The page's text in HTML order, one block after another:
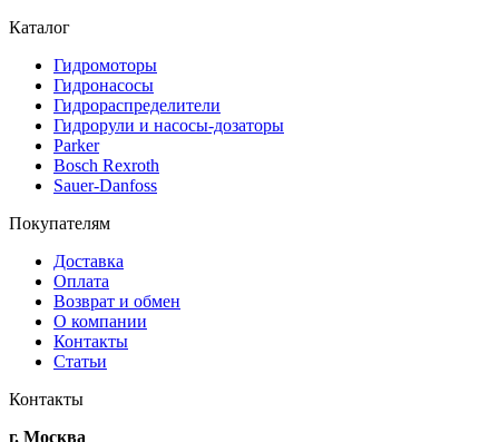
Каталог
Гидромоторы
Гидронасосы
Гидрораспределители
Гидрорули и насосы-дозаторы
Parker
Bosch Rexroth
Sauer-Danfoss
Покупателям
Доставка
Оплата
Возврат и обмен
О компании
Контакты
Статьи
Контакты
г. Москва